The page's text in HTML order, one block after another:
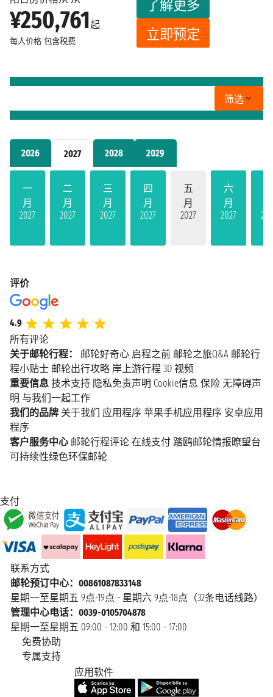
2026 2027 2028 2029
一
月
2027
二
月
2027
三
月
2027
四
月
2027
五
月
2027
六
月
2027
¥250,761起
每人价格 包含税费
了解更多
立即预定
筛选
评价
4.9
所有评论
关于邮轮行程：
邮轮好奇心 启程之前 邮轮之旅Q&A 邮轮行
程小贴士 邮轮出行攻略 岸上游行程 3D 视频
重要信息 技术支持 隐私免责声明 Cookie信息 保险 无障碍声
明 与我们一起工作
我们的品牌 关于我们 应用程序 苹果手机应用程序 安卓应用
程序
客户服务中心 邮轮行程评论 在线支付 踏鸥邮轮情报瞭望台
可持续性绿色环保邮轮
支付
联系方式
邮轮预订中心：00861087833148
星期一至星期五 9点-19点 - 星期六 9点-18点（32条电话线路）
管理中心电话：0039-0105704878
星期一至星期五 09:00 - 12:00 和 15:00 - 17:00
免费协助
专属支持
应用软件